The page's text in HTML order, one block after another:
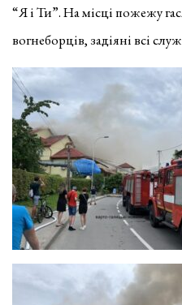
“Я і Ти”. На місці пожежу
вогнеборців, задіяні всі